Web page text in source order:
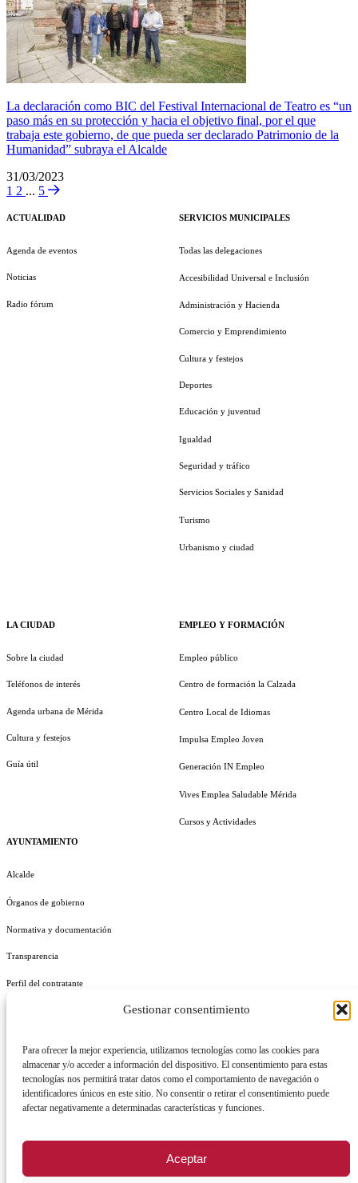
Gestionar consentimiento
Para ofrecer la mejor experiencia, utilizamos tecnologías como las cookies para
almacenar y/o acceder a información del dispositivo. El consentimiento para estas
tecnologías nos permitirá tratar datos como el comportamiento de navegación o
identificadores únicos en este sitio. No consentir o retirar el consentimiento puede
afectar negativamente a determinadas características y funciones.
Aceptar
La declaración como BIC del Festival Internacional de Teatro es “un
paso más en su protección y hacia el objetivo final, por el que
trabaja este gobierno, de que pueda ser declarado Patrimonio de la
Humanidad” subraya el Alcalde
31/03/2023
1 2 ... 5
ACTUALIDAD
Agenda de eventos
Noticias
Radio fórum
LA CIUDAD
Sobre la ciudad
Teléfonos de interés
Agenda urbana de Mérida
Cultura y festejos
Guía útil
AYUNTAMIENTO
Alcalde
Órganos de gobierno
Normativa y documentación
Transparencia
Perfil del contratante
SERVICIOS MUNICIPALES
Todas las delegaciones
Accesibilidad Universal e Inclusión
Administración y Hacienda
Comercio y Emprendimiento
Cultura y festejos
Deportes
Educación y juventud
Igualdad
Seguridad y tráfico
Servicios Sociales y Sanidad
Turismo
Urbanismo y ciudad
EMPLEO Y FORMACIÓN
Empleo público
Centro de formación la Calzada
Centro Local de Idiomas
Impulsa Empleo Joven
Generación IN Empleo
Vives Emplea Saludable Mérida
Cursos y Actividades
REGISTRO DE ACTIVIDADES DE TRATAMIENTO